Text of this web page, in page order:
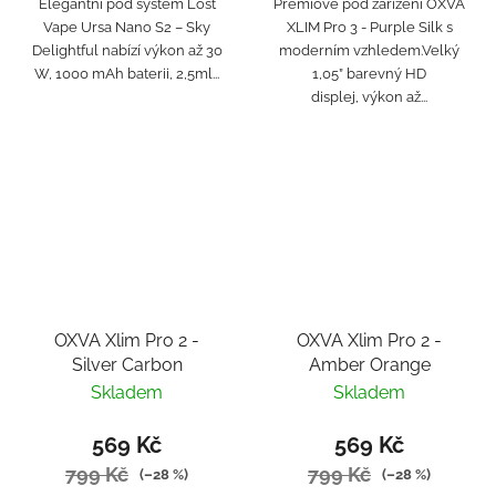
Elegantní pod systém Lost
Vape Ursa Nano S2 – Sky
Delightful nabízí výkon až 30
W, 1000 mAh baterii, 2,5ml...
Prémiové pod zařízení OXVA
XLIM Pro 3 - Purple Silk s
moderním vzhledem.Velký
1,05” barevný HD
displej, výkon až...
OXVA Xlim Pro 2 -
Silver Carbon
Skladem
569 Kč
799 Kč (–28 %)
OXVA Xlim Pro 2 -
Amber Orange
Skladem
569 Kč
799 Kč (–28 %)